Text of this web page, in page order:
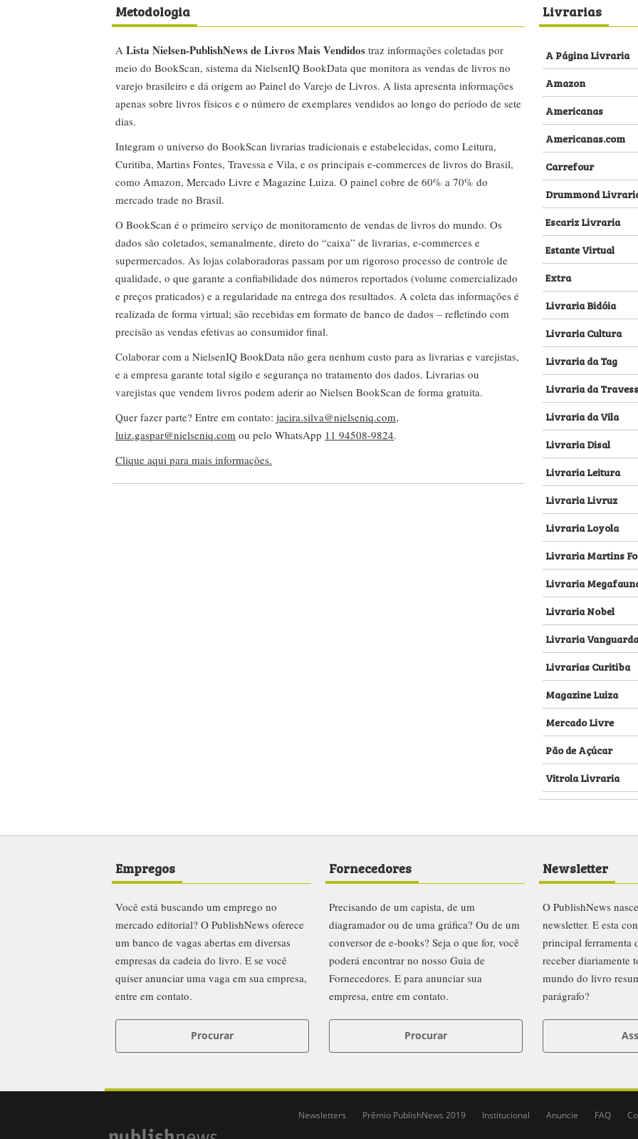
Metodologia
A Lista Nielsen-PublishNews de Livros Mais Vendidos traz informações coletadas por
meio do BookScan, sistema da NielsenIQ BookData que monitora as vendas de livros no
varejo brasileiro e dá origem ao Painel do Varejo de Livros. A lista apresenta informações
apenas sobre livros físicos e o número de exemplares vendidos ao longo do período de sete
dias.
Integram o universo do BookScan livrarias tradicionais e estabelecidas, como Leitura,
Curitiba, Martins Fontes, Travessa e Vila, e os principais e-commerces de livros do Brasil,
como Amazon, Mercado Livre e Magazine Luiza. O painel cobre de 60% a 70% do
mercado trade no Brasil.
O BookScan é o primeiro serviço de monitoramento de vendas de livros do mundo. Os
dados são coletados, semanalmente, direto do “caixa” de livrarias, e-commerces e
supermercados. As lojas colaboradoras passam por um rigoroso processo de controle de
qualidade, o que garante a confiabilidade dos números reportados (volume comercializado
e preços praticados) e a regularidade na entrega dos resultados. A coleta das informações é
realizada de forma virtual; são recebidas em formato de banco de dados – refletindo com
precisão as vendas efetivas ao consumidor final.
Colaborar com a NielsenIQ BookData não gera nenhum custo para as livrarias e varejistas,
e a empresa garante total sigilo e segurança no tratamento dos dados. Livrarias ou
varejistas que vendem livros podem aderir ao Nielsen BookScan de forma gratuita.
Quer fazer parte? Entre em contato: jacira.silva@nielseniq.com,
luiz.gaspar@nielseniq.com ou pelo WhatsApp 11 94508-9824.
Clique aqui para mais informações.
Livrarias
A Página Livraria
Amazon
Americanas
Americanas.com
Carrefour
Drummond
Escariz Livraria
Estante Virtual
Extra
Livraria Bidóia
Livraria Cultura
Livraria da Tag
Livraria da
Livraria da Vila
Livraria Disal
Livraria Leitura
Livraria Livruz
Livraria Loyola
Livraria Martins
Livraria
Livraria Nobel
Livraria Vanguarda
Livrarias Curitiba
Magazine Luiza
Mercado Livre
Pão de Açúcar
Vitrola Livraria
Empregos
Você está buscando um emprego no
mercado editorial? O PublishNews oferece
um banco de vagas abertas em diversas
empresas da cadeia do livro. E se você
quiser anunciar uma vaga em sua empresa,
entre em contato.
Procurar
Fornecedores
Precisando de um capista, de um
diagramador ou de uma gráfica? Ou de um
conversor de e-books? Seja o que for, você
poderá encontrar no nosso Guia de
Fornecedores. E para anunciar sua
empresa, entre em contato.
Procurar
Newsletter
O PublishNews
newsletter. E esta
principal ferramenta
receber diariamente
mundo do livro
parágrafo?
Newsletters Prêmio PublishNews 2019 Institucional Anuncie FAQ